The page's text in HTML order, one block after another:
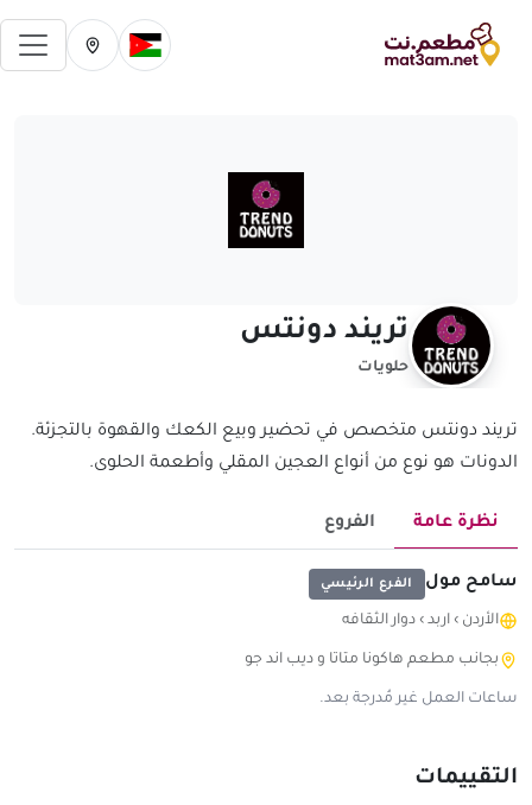
تغيير الدولة الحالية
تغيير المدينة
تريند دونتس
حلويات
تريند دونتس متخصص في تحضير وبيع الكعك والقهوة بالتجزئة.
الدونات هو نوع من أنواع العجين المقلي وأطعمة الحلوى.
نظرة عامة الفروع
سامح مول الفرع الرئيسي
الأردن › اربد › دوار الثقافه
بجانب مطعم هاكونا متاتا و ديب اند جو
ساعات العمل غير مُدرجة بعد.
التقييمات